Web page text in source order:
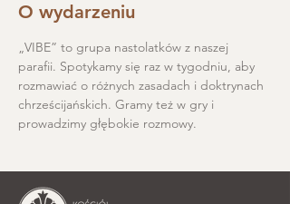
O wydarzeniu
„VIBE” to grupa nastolatków z naszej
parafii. Spotykamy się raz w tygodniu, aby
rozmawiać o różnych zasadach i doktrynach
chrześcijańskich. Gramy też w gry i
prowadzimy głębokie rozmowy.